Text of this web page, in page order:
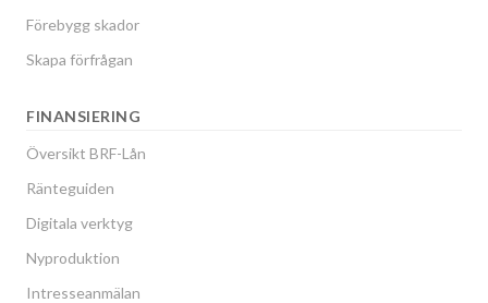
Förebygg skador
Skapa förfrågan
FINANSIERING
Översikt BRF-Lån
Ränteguiden
Digitala verktyg
Nyproduktion
Intresseanmälan